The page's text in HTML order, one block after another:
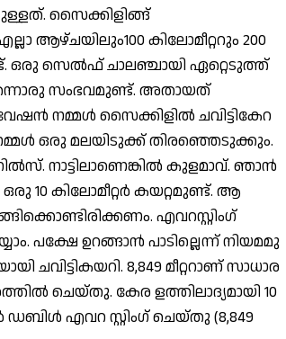
സൈക്കിളിങ്ങ്
ആഴ്ചയിലും100 കിലോമീറ്ററും 200
ഒരു സെല്‍ഫ് ചാലഞ്ചായി ഏറ്റെടുത്ത്
സംഭവമുണ്ട്. അതായത്
നമ്മള്‍ സൈക്കിളില്‍ ചവിട്ടികേറ
നമ്മള്‍ ഒരു മലയിടുക്ക് തിരഞ്ഞെടുക്കും.
നാട്ടിലാണെങ്കില്‍ കുളമാവ്. ഞാന്‍
10 കിലോമീറ്റര്‍ കയറ്റമുണ്ട്. ആ
എവറസ്റ്റിംഗ്
ഉറങ്ങാന്‍ പാടില്ലെന്ന് നിയമമു
8,849 മീറ്ററാണ് സാധാര
ചെയ്തു. കേര ളത്തിലാദ്യമായി 10
എവറ സ്റ്റിംഗ് ചെയ്തു (8,849